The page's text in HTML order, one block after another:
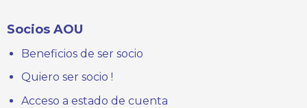
Socios AOU
Beneficios de ser socio
Quiero ser socio !
Acceso a estado de cuenta